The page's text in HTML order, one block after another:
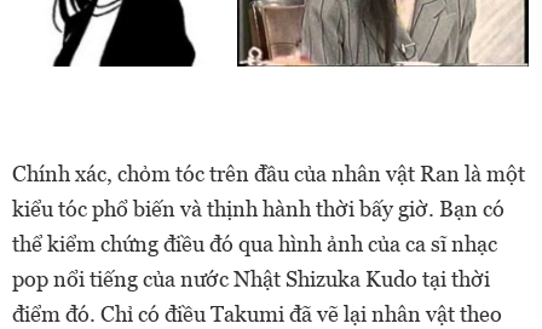
Chính xác, chỏm tóc trên đầu của nhân vật Ran là một
kiểu tóc phổ biến và thịnh hành thời bấy giờ. Bạn có
thể kiểm chứng điều đó qua hình ảnh của ca sĩ nhạc
pop nổi tiếng của nước Nhật Shizuka Kudo tại thời
điểm đó. Chỉ có điều Takumi đã vẽ lại nhân vật theo